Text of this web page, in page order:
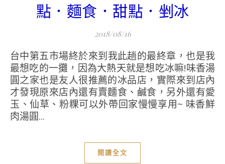
點．麵食．甜點．剉冰
2018/08/16
台中第五市場終於來到我此趟的最終章，也是我
最想吃的一攤，因為大熱天就是想吃冰嘛!味香湯
圓之家也是友人很推薦的冰品店，實際來到店內
才發現原來店內還有賣麵食、鹹食，另外還有愛
玉、仙草、粉粿可以外帶回家慢慢享用~ 味香鮮
肉湯圓...
閱讀全文